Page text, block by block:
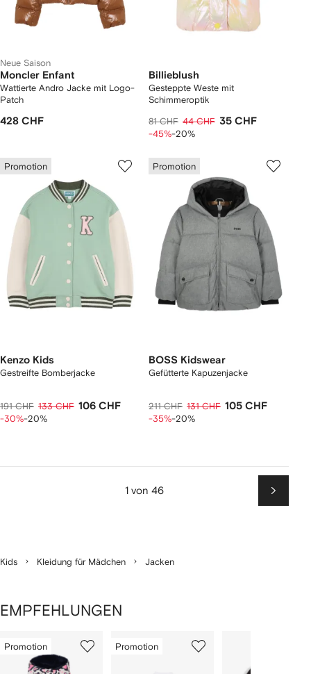
Neue Saison
Moncler Enfant
Wattierte Andro Jacke mit Logo-
Patch
428 CHF
Billieblush
Gesteppte Weste mit
Schimmeroptik
81 CHF 44 CHF 35 CHF
-45%-20%
Promotion
Kenzo Kids
Gestreifte Bomberjacke
191 CHF 133 CHF 106 CHF
-30%-20%
Promotion
BOSS Kidswear
Gefütterte Kapuzenjacke
211 CHF 131 CHF 105 CHF
-35%-20%
1 von 46
Weiter
Kids Kleidung für Mädchen Jacken
EMPFEHLUNGEN
von
Promotion
von
Promotion